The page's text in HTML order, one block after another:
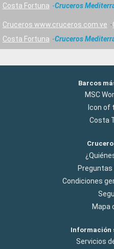
Costa Fortuna
Cruceros
Cruceros www.cruceros.com.ve
Costa Fortuna
Cruceros
Barcos
MSC
Icon of
Costa
Condiciones
Mapa
Información
Servicios